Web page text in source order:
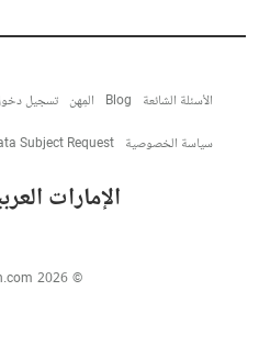
الأسئلة الشائعة Blog المِهن تسجيل
سياسة الخصوصية Subject Request
الإمارات
© Invisalign.com 2026